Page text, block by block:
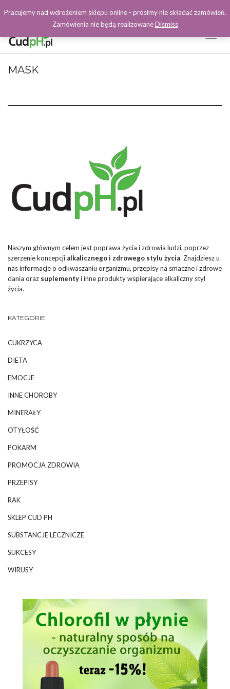
Facebook
MASK
Naszym głównym celem jest poprawa życia i zdrowia ludzi, poprzez
szerzenie koncepcji alkalicznego i zdrowego stylu życia. Znajdziesz u
nas informacje o odkwaszaniu organizmu, przepisy na smaczne i zdrowe
dania oraz suplementyi inne produkty wspierające alkaliczny styl
życia.
KATEGORIE
CUKRZYCA
DIETA
EMOCJE
INNE CHOROBY
MINERAŁY
OTYŁOŚĆ
POKARM
PROMOCJA ZDROWIA
PRZEPISY
RAK
SKLEP CUD PH
SUBSTANCJE LECZNICZE
SUKCESY
WIRUSY
Pracujemy nad wdrożeniem sklepu online - prosimy nie składać zamówień.
Zamówienia nie będą realizowaneDismiss